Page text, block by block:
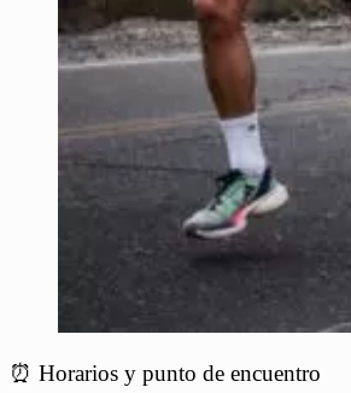
⏰ Horarios y punto de encuentro